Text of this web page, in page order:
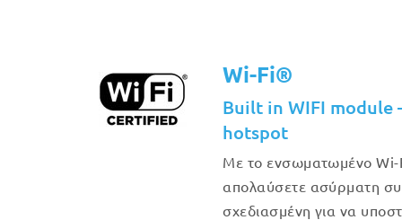
Wi-Fi®
Built in WIFI module
hotspot
Με το ενσωματωμένο Wi-
απολαύσετε ασύρματη
σχεδιασμένη για να